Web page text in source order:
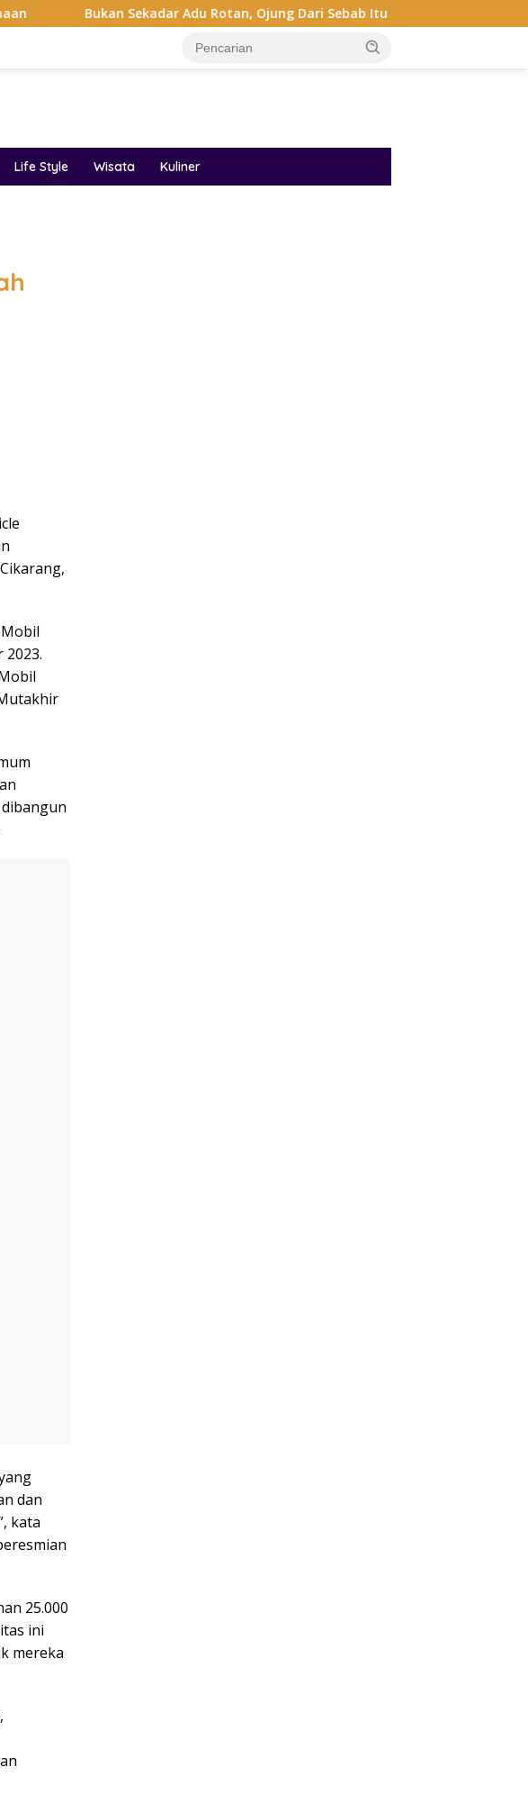
Sekadar Adu Rotan, Ojung Dari Sebab Itu Simbol Persaudaraan Suku Tengger
Life Style Wisata Kuliner
dan
kata
25.000
ini
mereka